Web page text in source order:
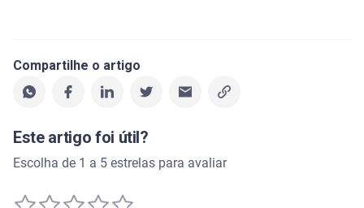
Compartilhe o artigo
Este artigo foi útil?
Escolha de 1 a 5 estrelas para avaliar